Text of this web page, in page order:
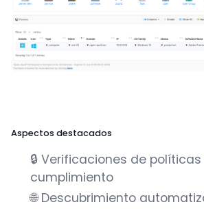
Aspectos destacados
🔒 Verificaciones de
cumplimiento
🌐 Descubrimiento